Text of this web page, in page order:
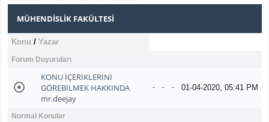
MÜHENDISLIK FAKÜLTESI
Konu / Yazar
Forum Duyuruları
KONU İÇERİKLERİNİ
GÖREBİLMEK HAKKINDA
mr.deejay
- - - 01-04-2020, 05:41 PM
Normal Konular